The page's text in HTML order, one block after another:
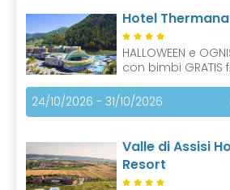
Hotel
HALLOWEEN e
con bimbi GRATIS
24/10/2026 - 31/10/2026
Valle di Assisi
Resort